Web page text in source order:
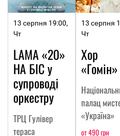
13 серпня 19:00,
Чт
LAMA «20»
НА БІС у
супроводі
оркестру
ТРЦ Гулівер
тераса
13 серпня
Чт
Хор
«Гомін»
палац
«Україна»
от 490 грн